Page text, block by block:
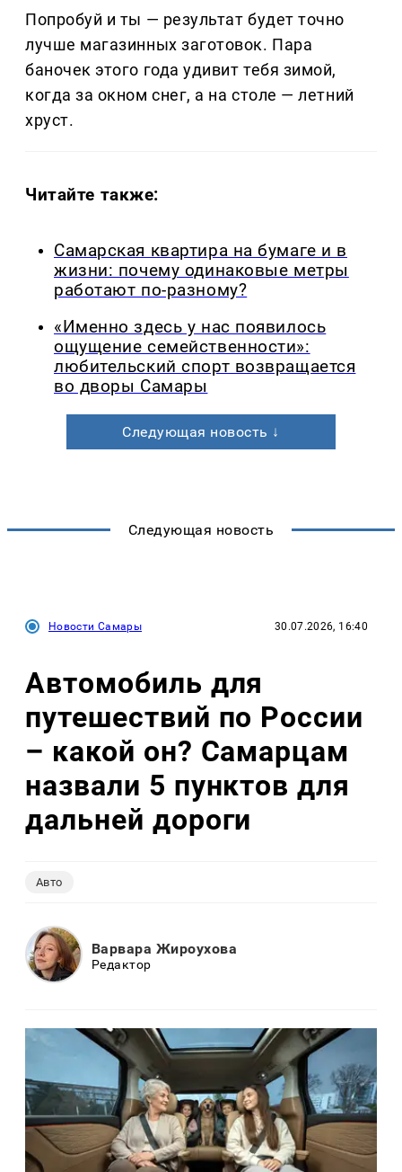
Попробуй и ты — результат будет точно
лучше магазинных заготовок. Пара
баночек этого года удивит тебя зимой,
когда за окном снег, а на столе — летний
хруст.
Читайте также:
Самарская квартира на бумаге и в
жизни: почему одинаковые метры
работают по-разному?
«Именно здесь у нас появилось
ощущение семейственности»:
любительский спорт возвращается
во дворы Самары
Следующая новость ↓
Следующая новость
Новости Самары 30.07.2026, 16:40
Автомобиль для
путешествий по России
– какой он? Самарцам
назвали 5 пунктов для
дальней дороги
Авто
Варвара Жироухова
Редактор